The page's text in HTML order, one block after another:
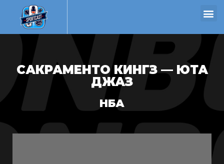
САКРАМЕНТО КИНГЗ — ЮТА
ДЖАЗ
НБА